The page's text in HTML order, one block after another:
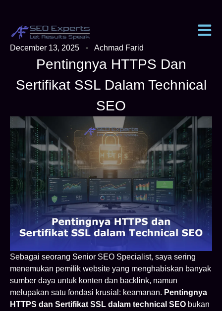
December 13, 2025 Achmad Farid
Pentingnya HTTPS Dan
Sertifikat SSL Dalam Technical
SEO
Sebagai seorang Senior SEO Specialist, saya sering
menemukan pemilik website yang menghabiskan banyak
sumber daya untuk konten dan backlink, namun
melupakan satu fondasi krusial: keamanan. Pentingnya
HTTPS dan Sertifikat SSL dalam technical SEO bukan